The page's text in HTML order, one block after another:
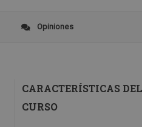
Opiniones
CARACTERÍSTICAS DEL
CURSO